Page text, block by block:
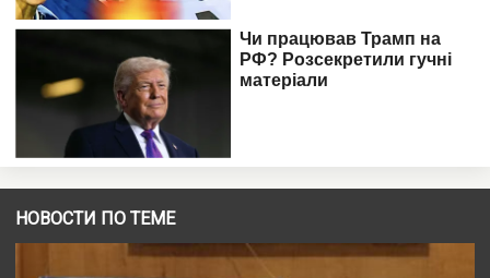
НОВОСТИ ПО ТЕМЕ